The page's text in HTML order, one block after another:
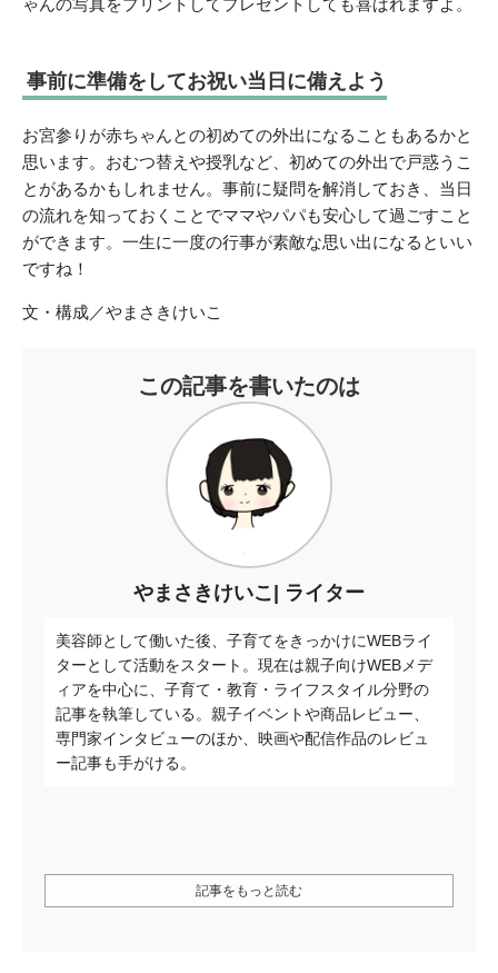
ゃんの写真をプリントしてプレゼントしても喜ばれますよ。
事前に準備をしてお祝い当日に備えよう
お宮参りが赤ちゃんとの初めての外出になることもあるかと
思います。おむつ替えや授乳など、初めての外出で戸惑うこ
とがあるかもしれません。事前に疑問を解消しておき、当日
の流れを知っておくことでママやパパも安心して過ごすこと
ができます。一生に一度の行事が素敵な思い出になるといい
ですね！
文・構成／やまさきけいこ
この記事を書いたのは
やまさきけいこ ライター
美容師として働いた後、子育てをきっかけにWEBライ
ターとして活動をスタート。現在は親子向けWEBメデ
ィアを中心に、子育て・教育・ライフスタイル分野の
記事を執筆している。親子イベントや商品レビュー、
専門家インタビューのほか、映画や配信作品のレビュ
ー記事も手がける。
記事をもっと読む